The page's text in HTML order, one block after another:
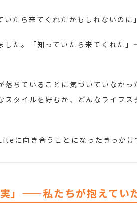
いたら来てくれたかもしれないのに
した。「知っていたら来てくれた
ちていることに気づいていなか
スタイルを好むか、どんなライフ
に向き合うことになったきっかけ
実」——私たちが抱えてい